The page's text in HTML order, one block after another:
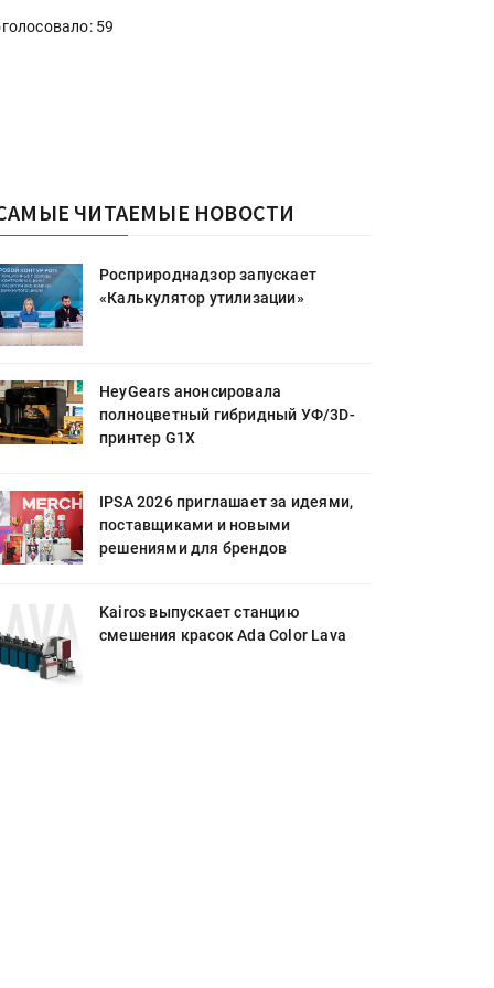
59
ЧИТАЕМЫЕ НОВОСТИ
Росприроднадзор запускает
«Калькулятор утилизации»
HeyGears анонсировала
полноцветный гибридный УФ/3D-
принтер G1X
IPSA 2026 приглашает за идеями,
поставщиками и новыми
решениями для брендов
Kairos выпускает станцию
смешения красок Ada Color Lava